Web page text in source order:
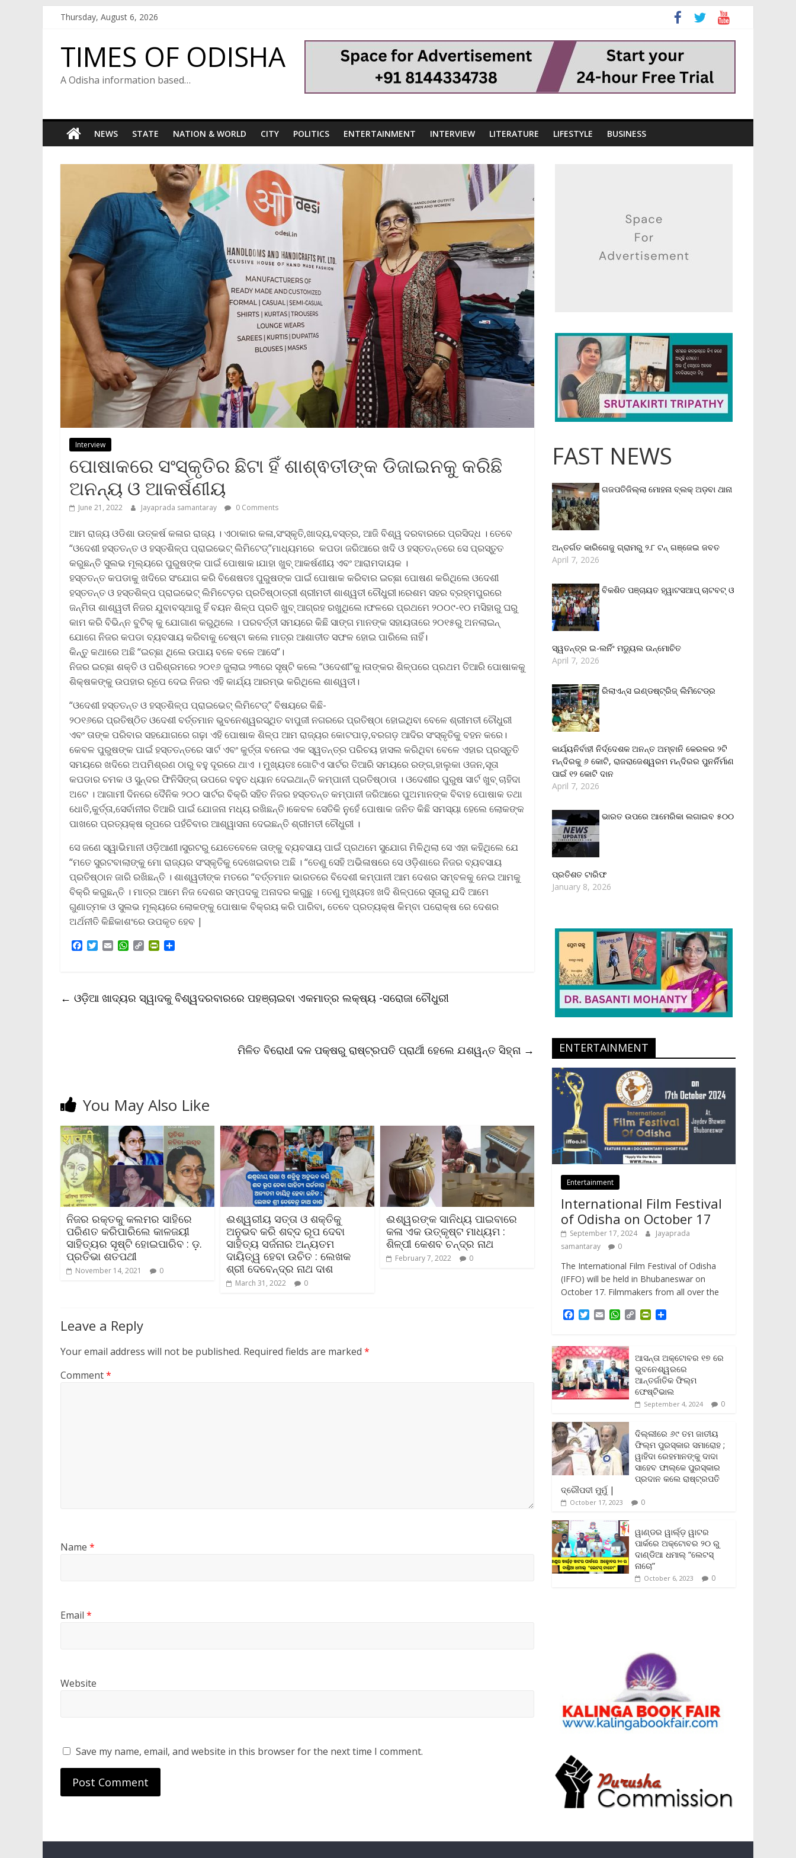
Thursday, August 6, 2026
TIMES OF ODISHA
A Odisha information based…
NEWS STATE NATION & WORLD CITY POLITICS ENTERTAINMENT INTERVIEW LITERATURE LIFESTYLE BUSINESS
Interview
ପୋଷାକରେ ସଂସ୍କୃତିର ଛିଟା ହିଁ ଶାଶ୍ଵତୀଙ୍କ ଡିଜାଇନକୁ କରିଛି
ଅନନ୍ୟ ଓ ଆକର୍ଷଣୀୟ
June 21, 2022 Jayaprada samantaray 0 Comments
ଆମ ରାଜ୍ୟ ଓଡିଶା ଉତ୍କର୍ଷ କଳାର ରାଜ୍ୟ । ଏଠାକାର କଳା,ସଂସ୍କୃତି,ଖାଦ୍ୟ,ବସ୍ତ୍ର, ଆଜି ବିଶ୍ୱ ଦରବାରରେ ପ୍ରସିଦ୍ଧ । ତେବେ
“ଓଦେଶୀ ହସ୍ତତନ୍ତ ଓ ହସ୍ତଶିଳ୍ପ ପ୍ରାଇଭେଟ୍ ଲିମିଟେଡ୍”ମାଧ୍ୟମରେ କପଡା ଜରିଆରେ ଖଦି ଓ ହସ୍ତତନ୍ତରେ ସେ ପ୍ରସ୍ତୁତ
କରୁଛନ୍ତି ସୁଲଭ ମୂଲ୍ୟରେ ପୁରୁଷଙ୍କ ପାଇଁ ପୋଷାକ।ଯାହା ଖୁବ୍ ଆକର୍ଷଣୀୟ ଏବଂ ଆରାମଦାୟକ ।
ହସ୍ତତନ୍ତ କପଡାକୁ ଖଦିରେ ସଂଯୋଗ କରି ବିଶେଷତଃ ପୁରୁଷଙ୍କ ପାଇଁ ପୋଷାକ କରିବାର ଇଚ୍ଛା ପୋଷଣ କରିଥିଲେ ଓଦେଶୀ
ହସ୍ତତନ୍ତ ଓ ହସ୍ତଶିଳ୍ପ ପ୍ରାଇଭେଟ୍ ଲିମିଟେଡ଼ର ପ୍ରତିଷ୍ଠାତ୍ରୀ ଶ୍ରୀମତୀ ଶାଶ୍ୱତୀ ଚୌଧୁରୀ।ରେଶମ ସହର ବ୍ରହ୍ମପୁରରେ
ଜନ୍ମିତା ଶାଶ୍ୱତୀ ନିଜର ଯୁବାବସ୍ଥାରୁ ହିଁ ବୟନ ଶିଳ୍ପ ପ୍ରତି ଖୁବ୍ ଆଗ୍ରହ ରଖୁଥିଲେ।ଫଳରେ ପ୍ରଥମେ ୨୦୦୯-୧୦ ମସିହାରୁ ଘରୁ
କାମ କରି ବିଭିନ୍ନ ବୁଟିକ୍ କୁ ଯୋଗାଣ କରୁଥିଲେ । ପରବର୍ତ୍ତୀ ସମୟରେ କିଛି ସାଙ୍ଗ ମାନଙ୍କ ସହାୟତାରେ ୨୦୧୫ରୁ ଅନଲାଇନ୍
ଯୋଗେ ନିଜର କପଡା ବ୍ୟବସାୟ କରିବାକୁ ଚେଷ୍ଟା କଲେ ମାତ୍ର ଆଶାତୀତ ସଫଳ ହୋଇ ପାରିଲେ ନାହିଁ।
କିନ୍ତୁ କଥାରେ ଅଛି “ଇଚ୍ଛା ଥିଲେ ଉପାୟ ବଳେ ବଳେ ଆସେ”।
ନିଜର ଇଚ୍ଛା ଶକ୍ତି ଓ ପରିଶ୍ରମରେ ୨୦୧୬ ଜୁଲାଇ ୨୩ରେ ସୃଷ୍ଟି କଲେ “ଓଦେଶୀ”କୁ।ତାଙ୍କର ଶିଳ୍ପରେ ପ୍ରଥମ ତିଆରି ପୋଷାକକୁ
ଶିକ୍ଷକଙ୍କୁ ଉପହାର ରୂପେ ଦେଇ ନିଜର ଏହି କାର୍ଯ୍ୟ ଆରମ୍ଭ କରିଥିଲେ ଶାଶ୍ୱତୀ।
“ଓଦେଶୀ ହସ୍ତତନ୍ତ ଓ ହସ୍ତଶିଳ୍ପ ପ୍ରାଇଭେଟ୍ ଲିମିଟେଡ୍” ବିଷୟରେ କିଛି-
୨୦୧୬ରେ ପ୍ରତିଷ୍ଠିତ ଓଦେଶୀ ବର୍ତ୍ତମାନ ଭୁବନେଶ୍ୱରସ୍ଥିତ ବାପୁଜୀ ନଗରରେ ପ୍ରତିଷ୍ଠା ହୋଇଥିବା ବେଳେ ଶ୍ରୀମତୀ ଚୌଧୁରୀ
ଏବଂ ତାଙ୍କ ପରିବାର ସହଯୋଗରେ ଗଢ଼ା ଏହି ପୋଷାକ ଶିଳ୍ପ ଆମ ରାଜ୍ୟର କୋଟପାଡ଼,ବରଗଡ଼ ଆଦିର ସଂସ୍କୃତିକୁ ବହନ କରେ।
କେବଳ ପୁରୁଷଙ୍କ ପାଇଁ ହସ୍ତତନ୍ତରେ ସାର୍ଟ ଏବଂ କୁର୍ତ୍ତା ବନେଇ ଏକ ସ୍ୱତନ୍ତ୍ର ପରିଚୟ ହାସଲ କରିଥିବା ବେଳେ ଏହାର ପ୍ରସ୍ତୁତି
ସମୟରେ ଖଦିରେ ଅପମିଶ୍ରଣ ଠାରୁ ବହୁ ଦୂରରେ ଥାଏ । ମୁଖ୍ୟତଃ ଗୋଟିଏ ସାର୍ଟର ତିଆରି ସମୟରେ ରଙ୍ଗ,ହାଲୁକା ଓଜନ,ସୂତା
କପଡାର ଚମକ ଓ ସୁନ୍ଦର ଫିନିସିଙ୍ଗ୍ ଉପରେ ବହୁତ ଧ୍ୟାନ ଦେଇଥାନ୍ତି କମ୍ପାନୀ ପ୍ରତିଷ୍ଠାତା । ଓଦେଶୀର ପୁରୁଷ ସାର୍ଟ ଖୁବ୍ ଚାହିଦା
ଅଟେ । ଆଗାମୀ ଦିନରେ ଦୈନିକ ୨୦୦ ସାର୍ଟର ବିକ୍ରି ସହିତ ନିଜର ହସ୍ତତନ୍ତ କମ୍ପାନୀ ଜରିଆରେ ପୁଅମାନଙ୍କ ବିବାହ ପୋଷାକ ତଥା
ଧୋତି,କୁର୍ତ୍ତା,ସେର୍ବାନୀର ତିଆରି ପାଇଁ ଯୋଜନା ମଧ୍ୟ ରଖିଛନ୍ତି।କେବଳ ସେତିକି ନୁହେଁ ପୋଷାକ ଜନିତ କିଛି ସମସ୍ୟା ହେଲେ ଲୋକଙ୍କ
ପାଖରେ ପ୍ରତ୍ୟକ୍ଷ ରୂପରେ ପହଁଚିବାର ଆଶ୍ୱାସନା ଦେଇଛନ୍ତି ଶ୍ରୀମତୀ ଚୌଧୁରୀ ।
ସେ ଜଣେ ସ୍ୱାଭିମାନୀ ଓଡ଼ିଆଣୀ।ସୁରଟରୁ ଯେତେବେଳେ ତାଙ୍କୁ ବ୍ୟବସାୟ ପାଇଁ ପ୍ରଥମେ ସୁଯୋଗ ମିଳିଥିଲା ସେ ଏହା କହିଥିଲେ ଯେ
“ମତେ ସୁରଟବାଲାଙ୍କୁ ମୋ ରାଜ୍ୟର ସଂସ୍କୃତିକୁ ଦେଖେଇବାର ଅଛି । “ତେଣୁ ସେହି ଅଭିଳାଷରେ ସେ ଓଡ଼ିଶାରେ ନିଜର ବ୍ୟବସାୟ
ପ୍ରତିଷ୍ଠାନ ଜାରି ରଖିଛନ୍ତି । ଶାଶ୍ୱତୀଙ୍କ ମତରେ “ବର୍ତ୍ତମାନ ଭାରତରେ ବିଦେଶୀ କମ୍ପାନୀ ଆମ ଦେଶର ସମ୍ବଳକୁ ନେଇ ଆମକୁ
ବିକ୍ରି କରୁଛନ୍ତି । ମାତ୍ର ଆମେ ନିଜ ଦେଶର ସମ୍ପଦକୁ ଅନାଦର କରୁଛୁ । ତେଣୁ ମୁଖ୍ୟତଃ ଖଦି ଶିଳ୍ପରେ ସୂତାରୁ ଯଦି ଆମେ
ଗୁଣାତ୍ମକ ଓ ସୁଲଭ ମୂଲ୍ୟରେ ଲୋକଙ୍କୁ ପୋଷାକ ବିକ୍ରୟ କରି ପାରିବା, ତେବେ ପ୍ରତ୍ୟକ୍ଷ କିମ୍ବା ପରୋକ୍ଷ ରେ ଦେଶର
ଅର୍ଥନୀତି କିଛିକାଶଂରେ ଉପକୃତ ହେବ |
o
T
e
E
W
A
C
i
P
F
← ଓଡ଼ିଆ ଖାଦ୍ୟର ସ୍ୱାଦକୁ ବିଶ୍ୱଦରବାରରେ ପହଞ୍ଚାଇବା ଏକମାତ୍ର ଲକ୍ଷ୍ୟ -ସରୋଜା ଚୌଧୁରୀ
ମିଳିତ ବିରୋଧୀ ଦଳ ପକ୍ଷରୁ ରାଷ୍ଟ୍ରପତି ପ୍ରାର୍ଥୀ ହେଲେ ଯଶୱନ୍ତ ସିହ୍ନା →
You May Also Like
ନିଜର ରକ୍ତକୁ କଲମର ସାହିରେ
ପରିଣତ କରିପାରିଲେ କାଳଜୟୀ
ସାହିତ୍ୟର ସୃଷ୍ଟି ହୋଇପାରିବ : ଡ଼.
ପ୍ରତିଭା ଶତପଥୀ
November 14, 2021 0
ଈଶ୍ୱରୀୟ ସତ୍ତା ଓ ଶକ୍ତିକୁ
ଅନୁଭବ କରି ଶବ୍ଦ ରୂପ ଦେବା
ସାହିତ୍ୟ ସର୍ଜନାର ଅନ୍ୟତମ
ଦାୟିତ୍ୱ ହେବା ଉଚିତ : ଲେଖକ
ଶ୍ରୀ ଦେବେନ୍ଦ୍ର ନାଥ ଦାଶ
March 31, 2022 0
ଈଶ୍ୱରଙ୍କ ସାନିଧ୍ୟ ପାଇବାରେ
କଳା ଏକ ଉତ୍କୃଷ୍ଟ ମାଧ୍ୟମ :
ଶିଳ୍ପୀ କେଶବ ଚନ୍ଦ୍ର ନାଥ
February 7, 2022 0
Leave a Reply
Your email address will not be published. Required fields are marked *
Comment*
Name *
Email *
Website
Save my name, email, and website in this browser for the next time I comment.
FAST NEWS
ଗଜପତିଜିଲ୍ଲା ମୋହନା ବ୍ଲକ୍‌ ଅଡ଼ବା ଥାନା
ଅନ୍ତର୍ଗତ କାରିଗେଜୁ ଗ୍ରାମରୁ ୨.୮ ଟନ୍ ଗଞ୍ଜେଇ ଜବତ
April 7, 2026
ବିକଶିତ ପଞ୍ଚାୟତ ହ୍ୱାଟସଆପ୍ ଚାଟବଟ୍ ଓ
ସ୍ୱତନ୍ତ୍ର ଇ-ଲର୍ନିଂ ମଡ୍ୟୁଲ ଉନ୍ମୋଚିତ
April 7, 2026
ରିଲାଏନ୍‌ସ ଇଣ୍ଡଷ୍ଟ୍ରିଜ୍ ଲିମିଟେଡ୍‌ର
କାର୍ଯ୍ୟନିର୍ବାହୀ ନିର୍ଦ୍ଦେଶକ ଅନନ୍ତ ଅମ୍ବାନି କେରଳର ୨ଟି
ମନ୍ଦିରକୁ ୬ କୋଟି, ରାଜରାଜେଶ୍ୱରମ ମନ୍ଦିରର ପୁନର୍ନିର୍ମାଣ
ପାଇଁ ୧୨ କୋଟି ଦାନ
April 7, 2026
ଭାରତ ଉପରେ ଆମେରିକା ଲଗାଇବ ୫୦୦
ପ୍ରତିଶତ ଟାରିଫ
January 8, 2026
ENTERTAINMENT
Entertainment
International Film Festival
of Odisha on October 17
September 17, 2024
Jayaprada
samantaray
0
The International Film Festival of Odisha
(IFFO) will be held in Bhubaneswar on
October 17. Filmmakers from all over the
e
b
o
o
k
T
t
t
e
r
E
i
l
W
t
s
A
p
p
C
L
i
n
k
P
t
F
r
i
e
n
l
y
e
ଆସନ୍ତା ଅକ୍ଟୋବର ୧୭ ରେ
ଭୁବନେଶ୍ୱରରେ
ଆନ୍ତର୍ଜାତିକ ଫିଲ୍ମ
ଫେଷ୍ଟିଭାଲ
September 4, 2024 0
ଦିଲ୍ଲୀରେ ୬୯ ତମ ଜାତୀୟ
ଫିଲ୍ମ ପୁରସ୍କାର ସମାରୋହ ;
ୱାହିଦା ରେହମାନଙ୍କୁ ଦାଦା
ସାହେବ ଫାଲ୍‌କେ ପୁରସ୍କାର
ପ୍ରଦାନ କଲେ ରାଷ୍ଟ୍ରପତି
ଦ୍ରୌପଦୀ ମୁର୍ମୁ |
October 17, 2023 0
ୱାଣ୍ଡର ୱାର୍ଲ୍‌ଡ଼ ୱାଟର
ପାର୍କରେ ଅକ୍ଟୋବର ୨୦ ରୁ
ଦାଣ୍ଡିଆ ଧମାଲ୍ “ଲେଟସ୍
ନାଚୋ”
October 6, 2023 0